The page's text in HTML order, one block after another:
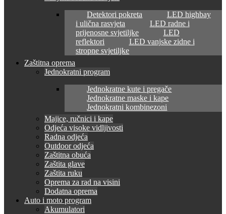
Detektori pokreta
LED highbay
i ulična rasvjeta
LED radne i
prijenosne svjetiljke
LED
reflektori
LED vanjske zidne i
stropne svjetiljke
Zaštitna oprema
Jednokratni program
Jednokratne kute i pregače
Jednokratne maske i kape
Jednokratni kombinezoni
Majice, ručnici i kape
Odjeća visoke vidljivosti
Radna odjeća
Outdoor odjeća
Zaštitna obuća
Zaštita glave
Zaštita ruku
Oprema za rad na visini
Dodatna oprema
Auto i moto program
Akumulatori